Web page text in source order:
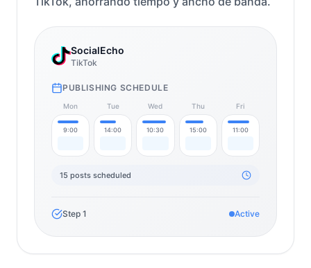
SocialEcho
TikTok
PUBLISHING SCHEDULE
Mon
9:00
Tue
14:00
Wed
10:30
Thu
15:00
Fri
11:00
15 posts scheduled
Step 1 Active